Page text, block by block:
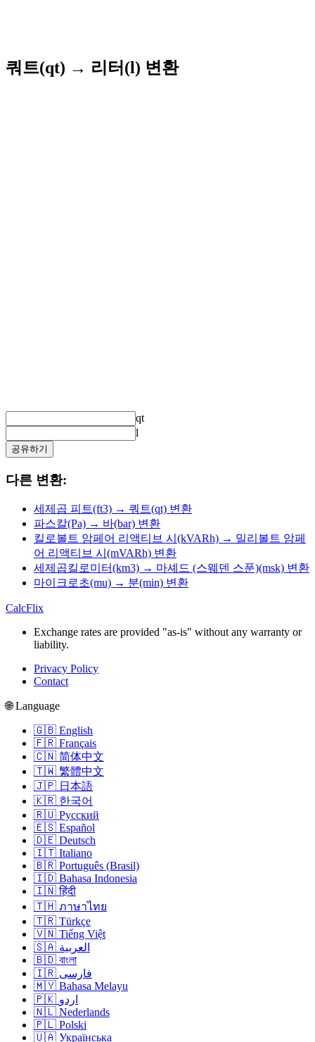
쿼트(qt) → 리터(l) 변환
qt
l
공유하기
다른 변환:
세제곱 피트(ft3) → 쿼트(qt) 변환
파스칼(Pa) → 바(bar) 변환
킬로볼트 암페어 리액티브 시(kVARh) → 밀리볼트 암페
어 리액티브 시(mVARh) 변환
세제곱킬로미터(km3) → 마셰드 (스웨덴 스푼)(msk) 변환
마이크로초(mu) → 분(min) 변환
CalcFlix
Exchange rates are provided "as-is" without any warranty or
liability.
Privacy Policy
Contact
🌐 Language
🇬🇧 English
🇫🇷 Français
🇨🇳 简体中文
🇹🇼 繁體中文
🇯🇵 日本語
🇰🇷 한국어
🇷🇺 Русский
🇪🇸 Español
🇩🇪 Deutsch
🇮🇹 Italiano
🇧🇷 Português (Brasil)
🇮🇩 Bahasa Indonesia
🇮🇳 हिंदी
🇹🇭 ภาษาไทย
🇹🇷 Türkçe
🇻🇳 Tiếng Việt
🇸🇦 العربية
🇧🇩 বাংলা
🇮🇷 فارسی
🇲🇾 Bahasa Melayu
🇵🇰 اردو
🇳🇱 Nederlands
🇵🇱 Polski
🇺🇦 Українська